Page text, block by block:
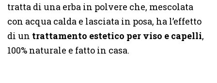
tratta di una erba in polvere che, mescolata
con acqua calda e lasciata in posa, ha l’effetto
di un trattamento estetico per viso e capelli,
100% naturale e fatto in casa.